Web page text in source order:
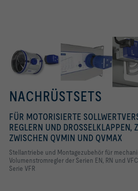
NACHRÜSTSETS
FÜR MOTORISIERTE
REGLERN UND DROSSELKLAPPEN,
ZWISCHEN QVMIN UND QVMAX
Stellantriebe und Montagezubehör für
Volumenstromregler der Serien EN, RN und
Serie VFR